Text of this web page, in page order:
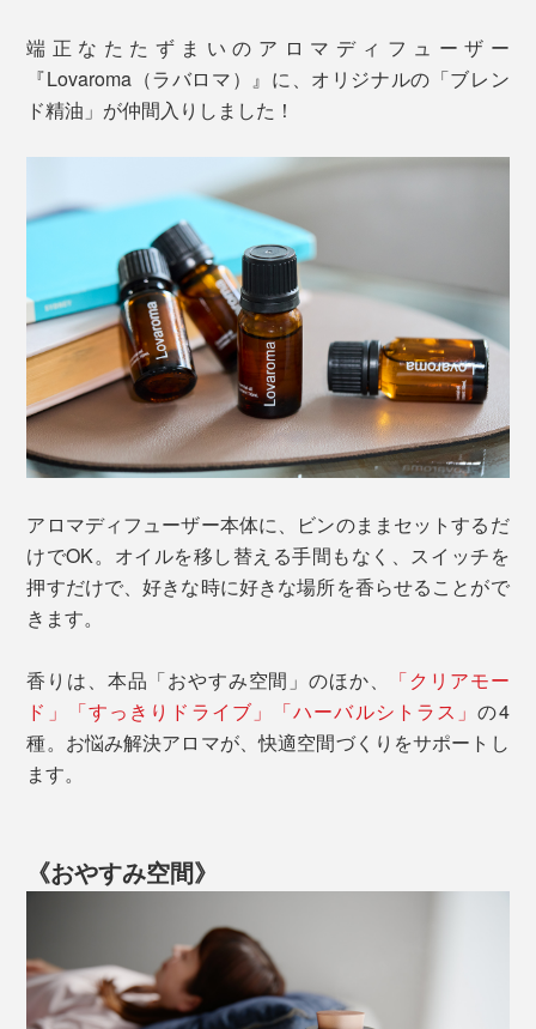
端正なたたずまいのアロマディフューザー
『Lovaroma（ラバロマ）』に、オリジナルの「ブレン
ド精油」が仲間入りしました！
アロマディフューザー本体に、ビンのままセットするだ
けでOK。オイルを移し替える手間もなく、スイッチを
押すだけで、好きな時に好きな場所を香らせることがで
きます。
香りは、本品「おやすみ空間」のほか、
「クリアモー
ド」「すっきりドライブ」「ハーバルシトラス」の4
種。お悩み解決アロマが、快適空間づくりをサポートし
ます。
《おやすみ空間》